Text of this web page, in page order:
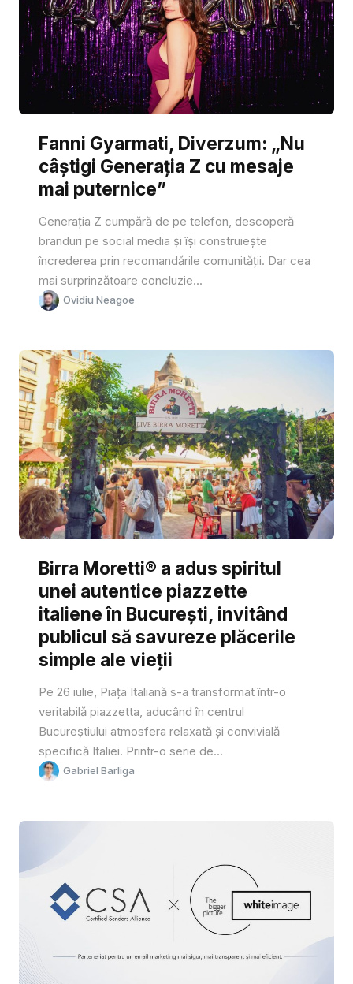
Fanni Gyarmati, Diverzum: „Nu
câștigi Generația Z cu mesaje
mai puternice”
Generația Z cumpără de pe telefon, descoperă
branduri pe social media și își construiește
încrederea prin recomandările comunității. Dar cea
mai surprinzătoare concluzie...
Ovidiu Neagoe
Birra Moretti® a adus spiritul
unei autentice piazzette
italiene în București, invitând
publicul să savureze plăcerile
simple ale vieții
Pe 26 iulie, Piața Italiană s-a transformat într-o
veritabilă piazzetta, aducând în centrul
Bucureștiului atmosfera relaxată și convivială
specifică Italiei. Printr-o serie de...
Gabriel Barliga